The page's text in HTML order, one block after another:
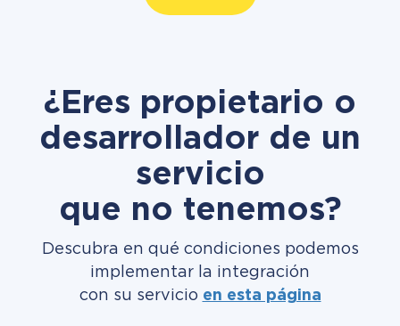
¿Eres propietario o
desarrollador de un
servicio
que no tenemos?
Descubra en qué condiciones podemos
implementar la integración
con su servicio en esta página